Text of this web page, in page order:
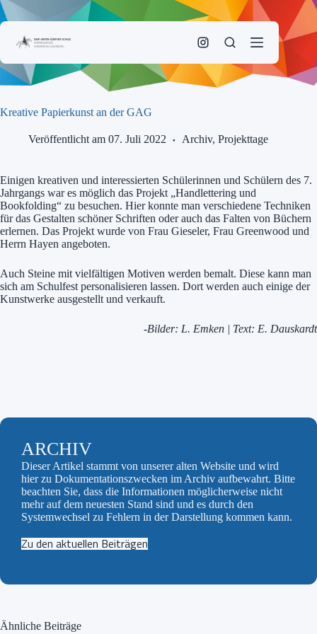
Zum
Inhalt
Kreative Papierkunst an der GAG
Veröffentlicht am 07. Juli 2022 Archiv, Projekttage
Einigen kreativen und interessierten Schülerinnen und Schülern des 7.
Jahrgangs war es möglich das Projekt „Handlettering und
Bookfolding“ zu besuchen. Hier konnte man verschiedene Techniken
für das Gestalten schöner Schriften oder auch das Falten von Büchern
erlernen. Das Projekt wurde von Frau Gieseler, Frau Greenwood und
Herrn Hayen angeboten.
Auch Steine mit vielfältigen Motiven werden bemalt. Diese kann man
sich am Schulfest personalisieren lassen. Dort werden auch einige der
Kunstwerke ausgestellt und verkauft.
-Bilder: L. Emken | Text: E. Dauskardt
ARCHIV
Dieser Artikel stammt von unserer alten Website und wird
hier zu Dokumentationszwecken im Archiv aufbewahrt. Bitte
beachten Sie, dass die Informationen möglicherweise nicht
mehr auf dem neuesten Stand sind und es durch den
Systemwechsel zu Fehlern in der Darstellung kommen kann.
Zu den aktuellen Beiträgen
Ähnliche Beiträge